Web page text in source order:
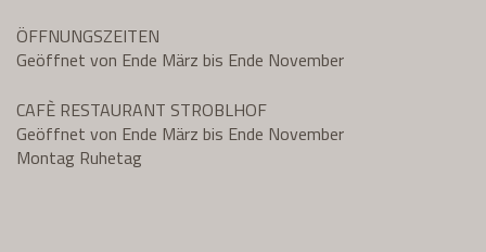
ÖFFNUNGSZEITEN
Geöffnet von Ende März bis Ende November
CAFÈ RESTAURANT STROBLHOF
Geöffnet von Ende März bis Ende November
Montag Ruhetag